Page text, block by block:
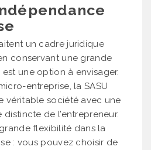
un cadre juridique
conservant une grande
est une option à envisager.
entreprise, la SASU
véritable société avec une
de l’entrepreneur.
flexibilité dans la
: vous pouvez choisir de